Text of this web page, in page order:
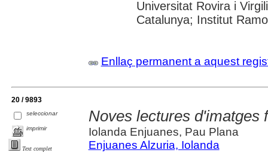
Universitat Rovira i
Catalunya; Institut
Enllaç permanent a aquest
20 / 9893
seleccionar
imprimir
Text complet
Noves lectures d'imatges
Iolanda Enjuanes, Pau Plana
Enjuanes Alzuria, Iolanda